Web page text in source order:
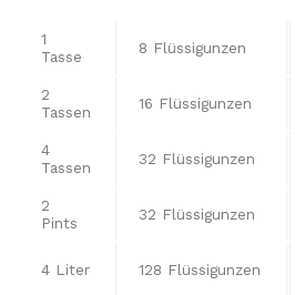
1
Tasse
8 Flüssigunzen
2
Tassen
16 Flüssigunzen
4
Tassen
32 Flüssigunzen
2
Pints
32 Flüssigunzen
4 Liter 128 Flüssigunzen